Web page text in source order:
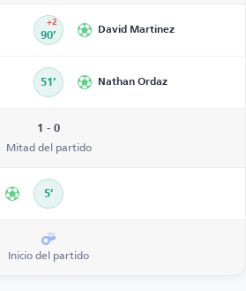
90’
+2
David Martinez
51’ Nathan Ordaz
1 - 0
Mitad del partido
5’
Inicio del partido